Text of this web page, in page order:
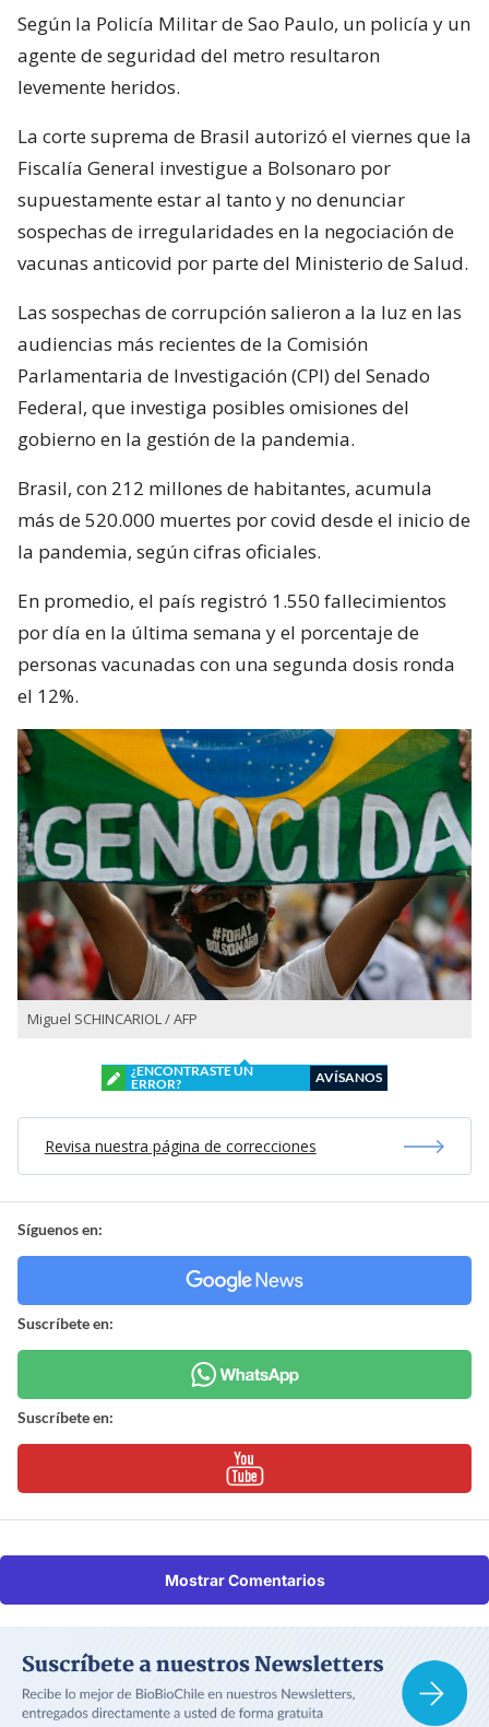
Según la Policía Militar de Sao Paulo, un policía y un
agente de seguridad del metro resultaron
levemente heridos.
La corte suprema de Brasil autorizó el viernes que la
Fiscalía General investigue a Bolsonaro por
supuestamente estar al tanto y no denunciar
sospechas de irregularidades en la negociación de
vacunas anticovid por parte del Ministerio de Salud.
Las sospechas de corrupción salieron a la luz en las
audiencias más recientes de la Comisión
Parlamentaria de Investigación (CPI) del Senado
Federal, que investiga posibles omisiones del
gobierno en la gestión de la pandemia.
Brasil, con 212 millones de habitantes, acumula
más de 520.000 muertes por covid desde el inicio de
la pandemia, según cifras oficiales.
En promedio, el país registró 1.550 fallecimientos
por día en la última semana y el porcentaje de
personas vacunadas con una segunda dosis ronda
el 12%.
Miguel SCHINCARIOL / AFP
¿ENCONTRASTE UN
ERROR?
AVÍSANOS
Revisa nuestra página de correcciones
Síguenos en:
Suscríbete en:
Suscríbete en:
Mostrar Comentarios